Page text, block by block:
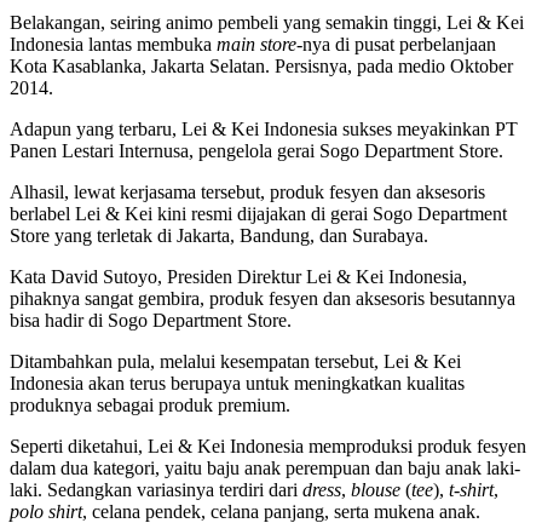
Belakangan, seiring animo pembeli yang semakin tinggi, Lei & Kei
Indonesia lantas membuka main store-nya di pusat perbelanjaan
Kota Kasablanka, Jakarta Selatan. Persisnya, pada medio Oktober
2014.
Adapun yang terbaru, Lei & Kei Indonesia sukses meyakinkan PT
Panen Lestari Internusa, pengelola gerai Sogo Department Store.
Alhasil, lewat kerjasama tersebut, produk fesyen dan aksesoris
berlabel Lei & Kei kini resmi dijajakan di gerai Sogo Department
Store yang terletak di Jakarta, Bandung, dan Surabaya.
Kata David Sutoyo, Presiden Direktur Lei & Kei Indonesia,
pihaknya sangat gembira, produk fesyen dan aksesoris besutannya
bisa hadir di Sogo Department Store.
Ditambahkan pula, melalui kesempatan tersebut, Lei & Kei
Indonesia akan terus berupaya untuk meningkatkan kualitas
produknya sebagai produk premium.
Seperti diketahui, Lei & Kei Indonesia memproduksi produk fesyen
dalam dua kategori, yaitu baju anak perempuan dan baju anak laki-
laki. Sedangkan variasinya terdiri dari dress, blouse (tee), t-shirt,
polo shirt, celana pendek, celana panjang, serta mukena anak.